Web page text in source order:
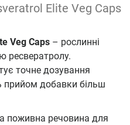
Elite Veg Caps
Veg Caps – рослинні
ресвератролу.
точне дозування
прийом добавки більш
поживна речовина для